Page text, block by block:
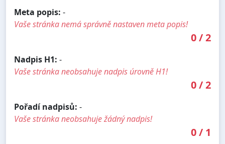
Meta popis: -
Vaše stránka nemá správně nastaven meta popis!
0/2
Nadpis H1: -
Vaše stránka neobsahuje nadpis úrovně H1!
0/2
Pořadí nadpisů: -
Vaše stránka neobsahuje žádný nadpis!
0/ 1